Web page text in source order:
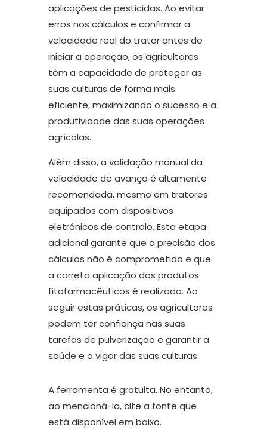
aplicações de pesticidas. Ao evitar
erros nos cálculos e confirmar a
velocidade real do trator antes de
iniciar a operação, os agricultores
têm a capacidade de proteger as
suas culturas de forma mais
eficiente, maximizando o sucesso e a
produtividade das suas operações
agrícolas.
Além disso, a validação manual da
velocidade de avanço é altamente
recomendada, mesmo em tratores
equipados com dispositivos
eletrónicos de controlo. Esta etapa
adicional garante que a precisão dos
cálculos não é comprometida e que
a correta aplicação dos produtos
fitofarmacêuticos é realizada. Ao
seguir estas práticas, os agricultores
podem ter confiança nas suas
tarefas de pulverização e garantir a
saúde e o vigor das suas culturas.
A ferramenta é gratuita. No entanto,
ao mencioná-la, cite a fonte que
está disponível em baixo.